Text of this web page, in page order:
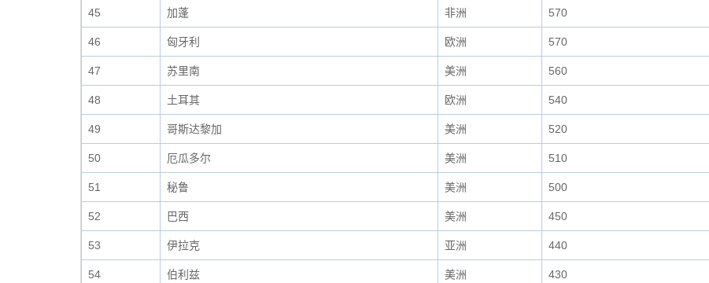
45 加蓬 非洲 570
46 匈牙利 欧洲 570
47 苏里南 美洲 560
48 土耳其 欧洲 540
49 哥斯达黎加 美洲 520
50 厄瓜多尔 美洲 510
51 秘鲁 美洲 500
52 巴西 美洲 450
53 伊拉克 亚洲 440
54 伯利兹 美洲 430